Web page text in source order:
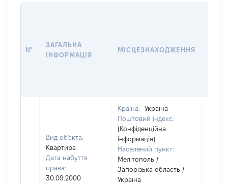
№
ЗАГАЛЬНА
ІНФОРМАЦІЯ
МІСЦЕЗНАХОДЖЕННЯ
Вид об'єкта:
Квартира
Дата набуття
права:
30.09.2000
Країна:
Україна
Поштовий індекс:
[Конфіденційна
інформація]
Населений пункт:
Мелітополь /
Запорізька область /
Україна